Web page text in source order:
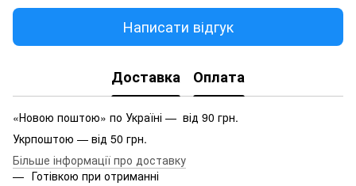
Написати відгук
Доставка Оплата
«Новою поштою» по Україні — від 90 грн.
Укрпоштою — від 50 грн.
Більше інформації про доставку
Готівкою при отриманні